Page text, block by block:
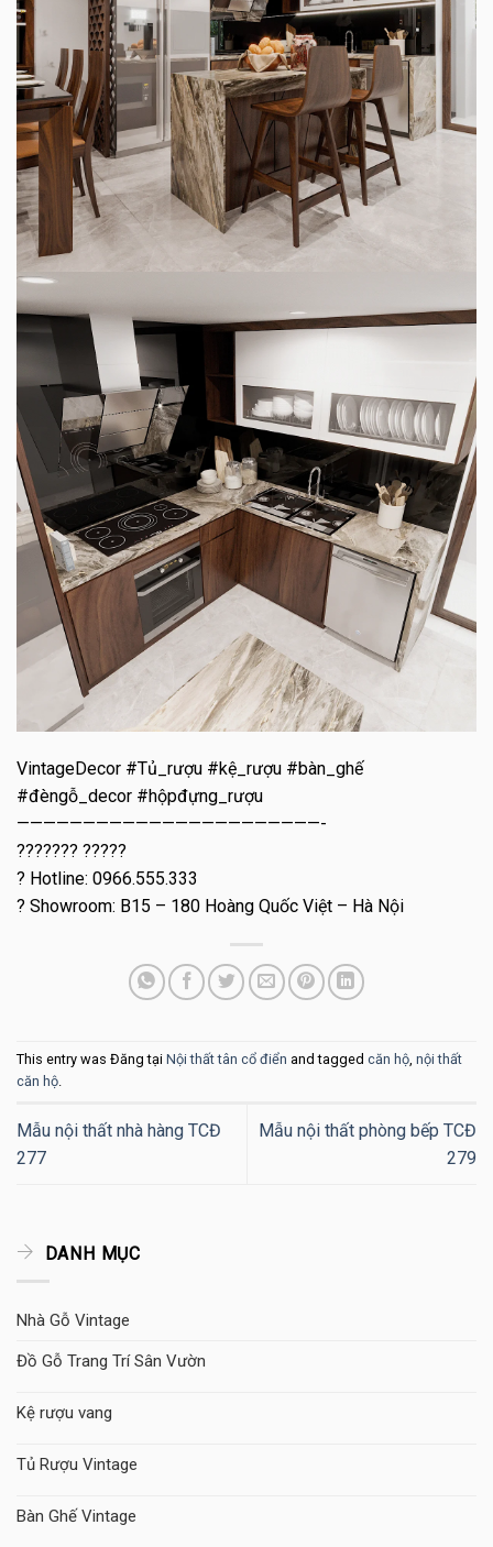
VintageDecor #Tủ_rượu #kệ_rượu #bàn_ghế
#đèngỗ_decor #hộpđựng_rượu
———————————————————————-
??????? ?????
? Hotline: 0966.555.333
? Showroom: B15 – 180 Hoàng Quốc Việt – Hà Nội
This entry was Đăng tại Nội thất tân cổ điển and tagged căn hộ, nội thất
căn hộ.
Mẫu nội thất nhà hàng TCĐ
277
Mẫu nội thất phòng bếp TCĐ
279
DANH MỤC
Nhà Gỗ Vintage
Đồ Gỗ Trang Trí Sân Vườn
Kệ rượu vang
Tủ Rượu Vintage
Bàn Ghế Vintage